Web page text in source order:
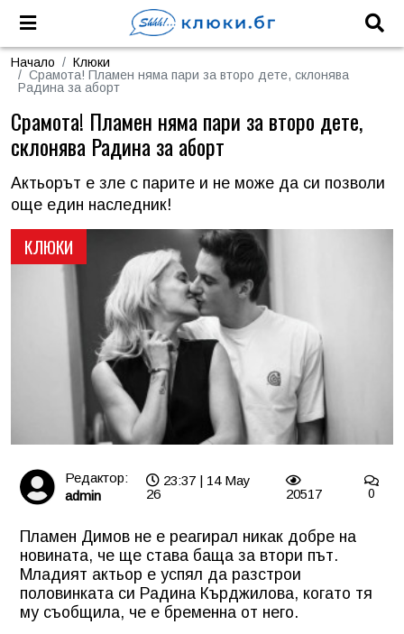
Начало
Клюки
Срамота! Пламен няма пари за второ дете, склонява
Радина за аборт
КЛЮКИ
Срамота! Пламен няма пари за второ дете,
склонява Радина за аборт
Актьорът е зле с парите и не може да си позволи
още един наследник!
Редактор:
admin
23:37 | 14 May
26
20517 0
Пламен Димов не е реагирал никак добре на
новината, че ще става баща за втори път.
Младият актьор е успял да разстрои
половинката си Радина Кърджилова, когато тя
му съобщила, че е бременна от него.